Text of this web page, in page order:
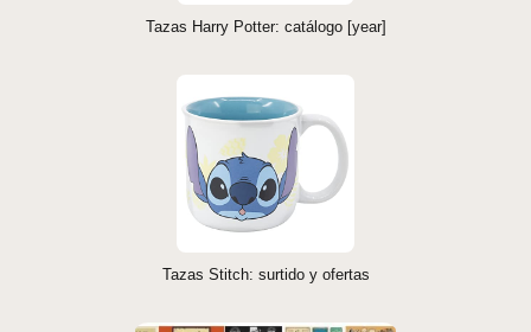
Tazas Harry Potter: catálogo [year]
Tazas Stitch: surtido y ofertas